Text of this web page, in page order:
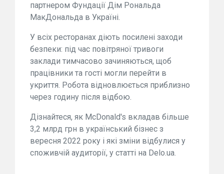
партнером Фундації Дім Рональда
МакДональда в Україні.
У всіх ресторанах діють посилені заходи
безпеки: під час повітряної тривоги
заклади тимчасово зачиняються, щоб
працівники та гості могли перейти в
укриття. Робота відновлюється приблизно
через годину після відбою.
Дізнайтеся, як McDonald's вкладав більше
3,2 млрд грн в український бізнес з
вересня 2022 року і які зміни відбулися у
споживчій аудиторії, у статті на Delo.ua.